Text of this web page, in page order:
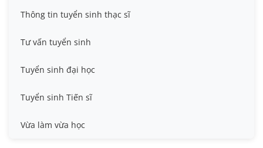
Thông tin tuyển sinh
Thông tin tuyển sinh thạc sĩ
Tư vấn tuyển sinh
Tuyển sinh đại học
Tuyển sinh Tiến sĩ
Vừa làm vừa học